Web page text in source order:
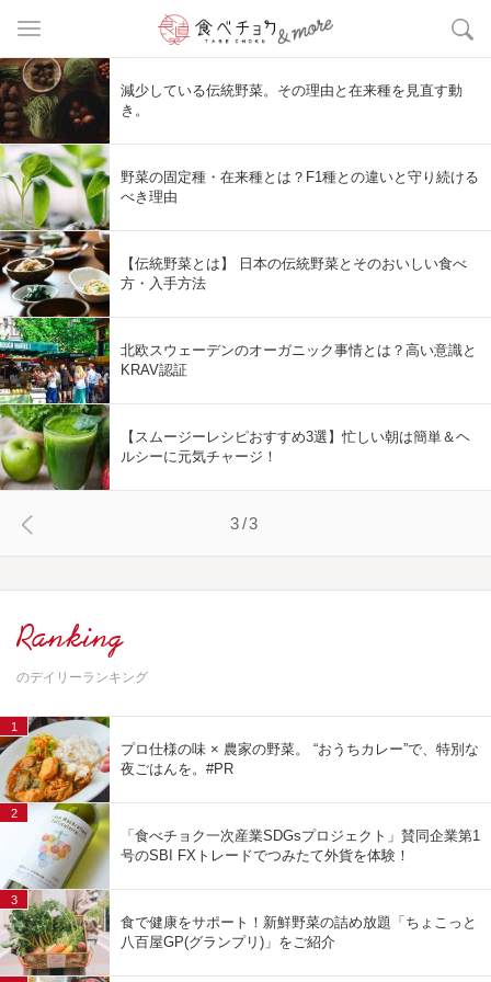
減少している伝統野菜。その理由と在来種を見直す動
き。
野菜の固定種・在来種とは？F1種との違いと守り続ける
べき理由
【伝統野菜とは】 日本の伝統野菜とそのおいしい食べ
方・入手方法
北欧スウェーデンのオーガニック事情とは？高い意識と
KRAV認証
【スムージーレシピおすすめ3選】忙しい朝は簡単＆ヘ
ルシーに元気チャージ！
3/3
Ranking
のデイリーランキング
プロ仕様の味 × 農家の野菜。 “おうちカレー”で、特別な
夜ごはんを。#PR
1
「食べチョク一次産業SDGsプロジェクト」賛同企業第1
号のSBI FXトレードでつみたて外貨を体験！
2
食で健康をサポート！新鮮野菜の詰め放題「ちょこっと
八百屋GP(グランプリ)」をご紹介
3